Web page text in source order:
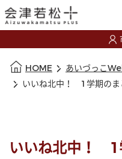
HOME あいづっこ
いいね北中！ 1